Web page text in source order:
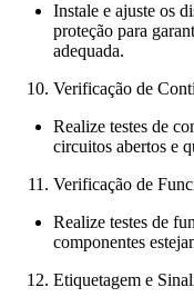
Instale e ajuste os
proteção para
adequada.
Verificação de
Realize testes de
circuitos abertos e
Verificação de
Realize testes de
componentes
Etiquetagem e